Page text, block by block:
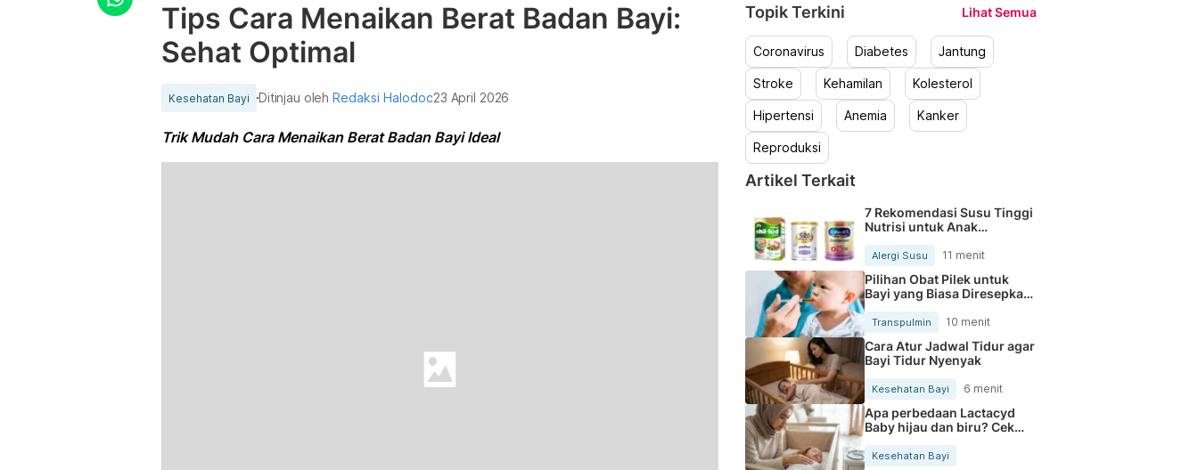
Tips Cara Menaikan Berat Badan Bayi:
Sehat Optimal
Kesehatan Bayi Ditinjau olehRedaksi Halodoc23 April 2026
Trik Mudah Cara Menaikan Berat Badan Bayi Ideal
Topik Terkini Lihat Semua
Coronavirus Diabetes Jantung
Stroke Kehamilan Kolesterol
Hipertensi Anemia Kanker
Reproduksi
Artikel Terkait
7 Rekomendasi Susu Tinggi
Nutrisi untuk Anak
Alergi Susu 11 menit
Pilihan Obat Pilek untuk
Bayi yang Biasa Diresepkan
Dokter
Transpulmin 10 menit
Cara Atur Jadwal Tidur agar
Bayi Tidur Nyenyak
Kesehatan Bayi 6 menit
Apa perbedaan Lactacyd
Baby hijau dan biru? Cek
Kesehatan Bayi